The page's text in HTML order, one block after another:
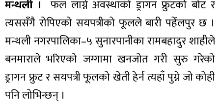
मन्थली । फल लाग्ने अवस्थाको ड्रागन फ्रुटको बोट र
त्यससँगै रोपिएको सयपत्रीको फूलले बारी पहेँलपुर छ ।
मन्थली नगरपालिका–५ सुनारपानीका रामबहादुर शाहीले
बनमाराले भरिएको जग्गामा खनजोत गरी सुरु गरेको
ड्रागन फ्रुट र सयपत्री फूलको खेती हेर्न त्यहाँ पुग्ने जो कोही
पनि लोभिन्छन् ।